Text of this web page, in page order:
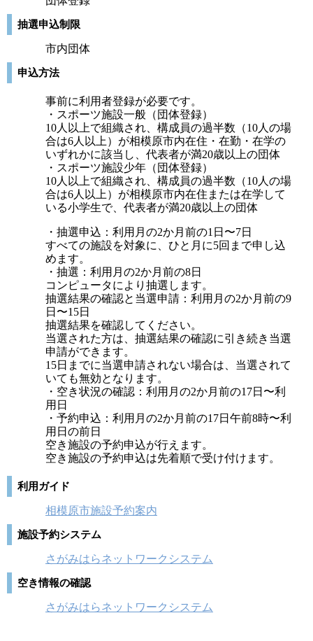
抽選申込制限
市内団体
申込方法
事前に利用者登録が必要です。
・スポーツ施設一般（団体登録）
10人以上で組織され、構成員の過半数（10人の場
合は6人以上）が相模原市内在住・在勤・在学の
いずれかに該当し、代表者が満20歳以上の団体
・スポーツ施設少年（団体登録）
10人以上で組織され、構成員の過半数（10人の場
合は6人以上）が相模原市内在住または在学して
いる小学生で、代表者が満20歳以上の団体
・抽選申込：利用月の2か月前の1日〜7日
すべての施設を対象に、ひと月に5回まで申し込
めます。
・抽選：利用月の2か月前の8日
コンピュータにより抽選します。
抽選結果の確認と当選申請：利用月の2か月前の9
日〜15日
抽選結果を確認してください。
当選された方は、抽選結果の確認に引き続き当選
申請ができます。
15日までに当選申請されない場合は、当選されて
いても無効となります。
・空き状況の確認：利用月の2か月前の17日〜利
用日
・予約申込：利用月の2か月前の17日午前8時〜利
用日の前日
空き施設の予約申込が行えます。
空き施設の予約申込は先着順で受け付けます。
利用ガイド
相模原市施設予約案内
施設予約システム
さがみはらネットワークシステム
空き情報の確認
さがみはらネットワークシステム